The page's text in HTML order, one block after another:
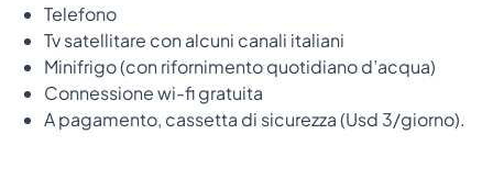
Telefono
Tv satellitare con alcuni canali italiani
Minifrigo (con rifornimento quotidiano d’acqua)
Connessione wi-fi gratuita
A pagamento, cassetta di sicurezza (Usd 3/giorno).